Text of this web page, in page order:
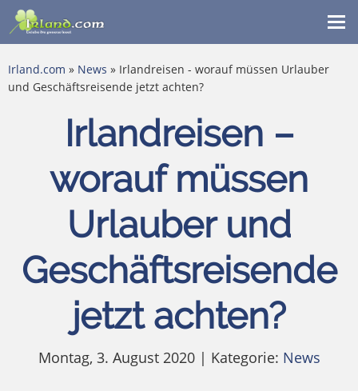
Irland.com » News » Irlandreisen - worauf müssen Urlauber
und Geschäftsreisende jetzt achten?
Irlandreisen –
worauf müssen
Urlauber und
Geschäftsreisende
jetzt achten?
Montag, 3. August 2020 | Kategorie: News